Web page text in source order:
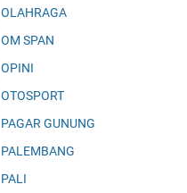
OLAHRAGA
OM SPAN
OPINI
OTOSPORT
PAGAR GUNUNG
PALEMBANG
PALI